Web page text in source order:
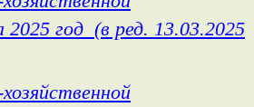
2025 год (в ред. 13.03.2025